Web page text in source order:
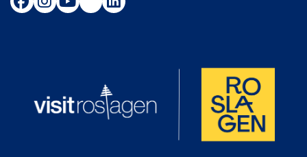
Följ oss på Facebook
Följ oss på Instagram
Följ oss på Youtube
TikTokLinkedIn